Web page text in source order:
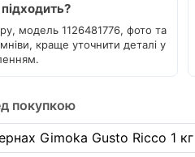
модель 1126481776, фото та
краще уточнити деталі у
покупкою
Gimoka Gusto Ricco 1